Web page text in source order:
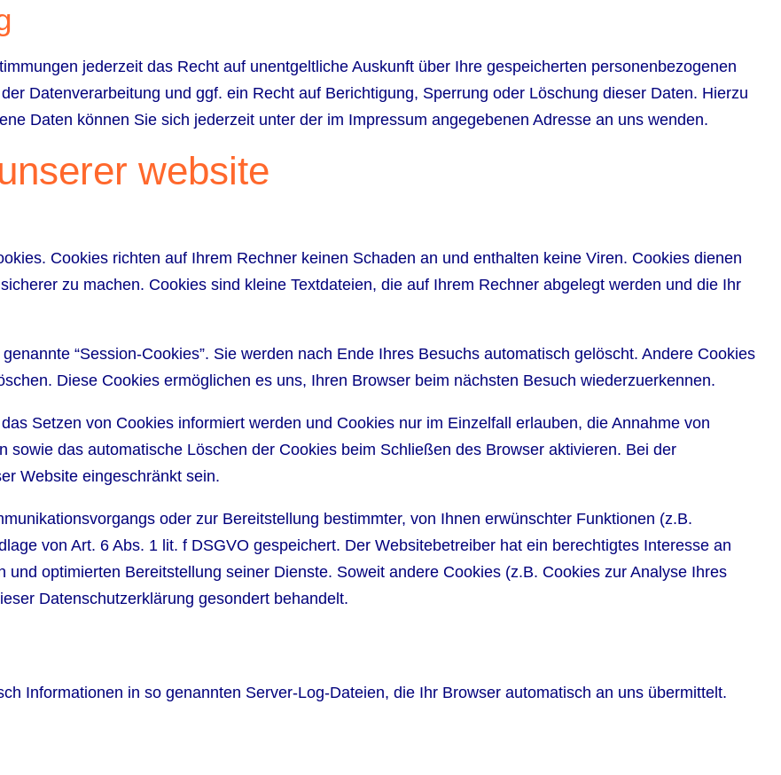
jederzeit das Recht auf unentgeltliche Auskunft über Ihre gespeicherten personenbezogenen
Datenverarbeitung und ggf. ein Recht auf Berichtigung, Sperrung oder Löschung dieser Daten. Hierzu
Daten können Sie sich jederzeit unter der im Impressum angegebenen Adresse an uns wenden.
website
Cookies richten auf Ihrem Rechner keinen Schaden an und enthalten keine Viren. Cookies dienen
zu machen. Cookies sind kleine Textdateien, die auf Ihrem Rechner abgelegt werden und die Ihr
“Session-Cookies”. Sie werden nach Ende Ihres Besuchs automatisch gelöscht. Andere Cookies
Diese Cookies ermöglichen es uns, Ihren Browser beim nächsten Besuch wiederzuerkennen.
Setzen von Cookies informiert werden und Cookies nur im Einzelfall erlauben, die Annahme von
sowie das automatische Löschen der Cookies beim Schließen des Browser aktivieren. Bei der
Website eingeschränkt sein.
oder zur Bereitstellung bestimmter, von Ihnen erwünschter Funktionen (z.B.
von Art. 6 Abs. 1 lit. f DSGVO gespeichert. Der Websitebetreiber hat ein berechtigtes Interesse an
optimierten Bereitstellung seiner Dienste. Soweit andere Cookies (z.B. Cookies zur Analyse Ihres
Datenschutzerklärung gesondert behandelt.
Informationen in so genannten Server-Log-Dateien, die Ihr Browser automatisch an uns übermittelt.